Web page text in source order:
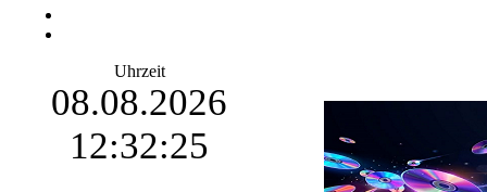
Uhrzeit
08.08.2026
12:32:25